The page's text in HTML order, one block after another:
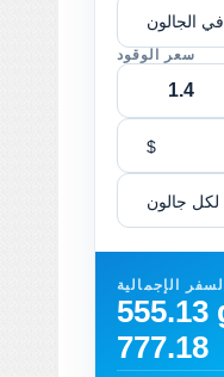
سعر الوقود
$
لكل جالون
الإجمالية
555.13
777.18